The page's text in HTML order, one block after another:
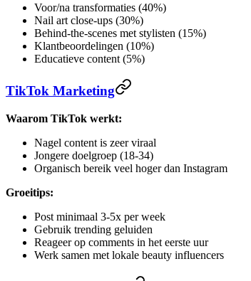
Voor/na transformaties (40%)
Nail art close-ups (30%)
Behind-the-scenes met stylisten (15%)
Klantbeoordelingen (10%)
Educatieve content (5%)
TikTok Marketing
Waarom TikTok werkt:
Nagel content is zeer viraal
Jongere doelgroep (18-34)
Organisch bereik veel hoger dan Instagram
Groeitips:
Post minimaal 3-5x per week
Gebruik trending geluiden
Reageer op comments in het eerste uur
Werk samen met lokale beauty influencers